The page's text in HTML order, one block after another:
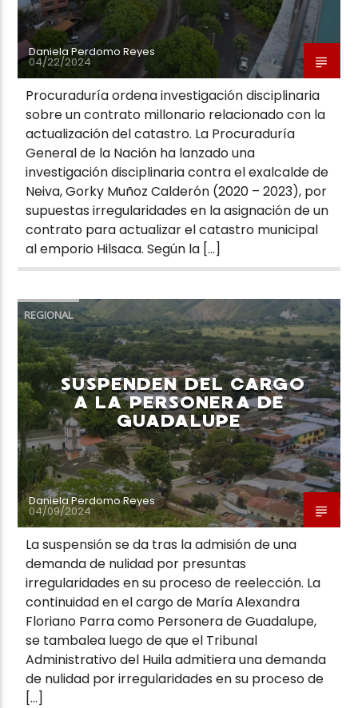
Daniela Perdomo Reyes
04/22/2024
Procuraduría ordena investigación disciplinaria
sobre un contrato millonario relacionado con la
actualización del catastro. La Procuraduría
General de la Nación ha lanzado una
investigación disciplinaria contra el exalcalde de
Neiva, Gorky Muñoz Calderón (2020 – 2023), por
supuestas irregularidades en la asignación de un
contrato para actualizar el catastro municipal
al emporio Hilsaca. Según la […]
REGIONAL
SUSPENDEN DEL CARGO
A LA PERSONERA DE
GUADALUPE
Daniela Perdomo Reyes
04/09/2024
La suspensión se da tras la admisión de una
demanda de nulidad por presuntas
irregularidades en su proceso de reelección. La
continuidad en el cargo de María Alexandra
Floriano Parra como Personera de Guadalupe,
se tambalea luego de que el Tribunal
Administrativo del Huila admitiera una demanda
de nulidad por irregularidades en su proceso de
[…]